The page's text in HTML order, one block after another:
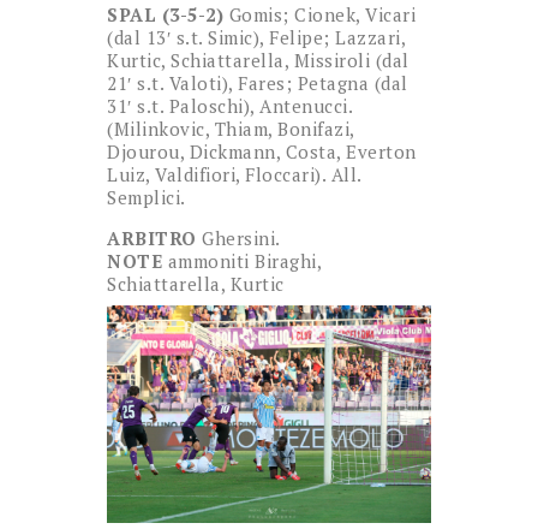
SPAL (3-5-2) Gomis; Cionek, Vicari
(dal 13′ s.t. Simic), Felipe; Lazzari,
Kurtic, Schiattarella, Missiroli (dal
21′ s.t. Valoti), Fares; Petagna (dal
31′ s.t. Paloschi), Antenucci.
(Milinkovic, Thiam, Bonifazi,
Djourou, Dickmann, Costa, Everton
Luiz, Valdifiori, Floccari). All.
Semplici.
ARBITRO Ghersini.
NOTE ammoniti Biraghi,
Schiattarella, Kurtic